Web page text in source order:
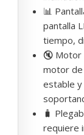
📊
pantalla
tiempo,
🔇 Motor
motor de
estable y
🧳
requiere